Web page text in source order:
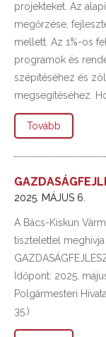
projekteket. Az
megőrzése,
mellett. Az 1%-os
programok és
szépítéséhez és
megsegítéséhez.
Tovább
2025. MÁJUS 6.
A Bács-Kiskun
tisztelettel
Időpont: 2025.
Polgármesteri
35.)